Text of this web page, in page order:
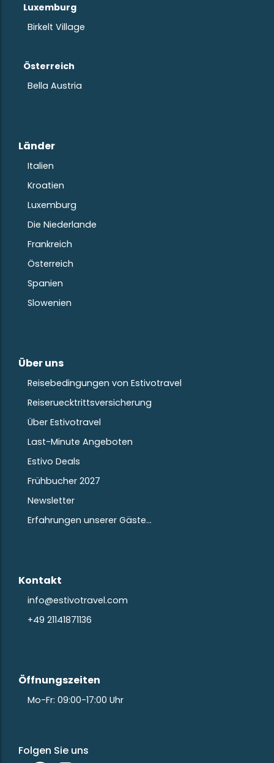
Luxemburg
Birkelt Village
Österreich
Bella Austria
Länder
Italien
Kroatien
Luxemburg
Die Niederlande
Frankreich
Österreich
Spanien
Slowenien
Über uns
Reisebedingungen von Estivotravel
Reiseruecktrittsversicherung
Über Estivotravel
Last-Minute Angeboten
Estivo Deals
Frühbucher 2027
Newsletter
Erfahrungen unserer Gäste…
Kontakt
info@estivotravel.com
+49 21141871136
Öffnungszeiten
Mo-Fr: 09:00-17:00 Uhr
Folgen Sie uns